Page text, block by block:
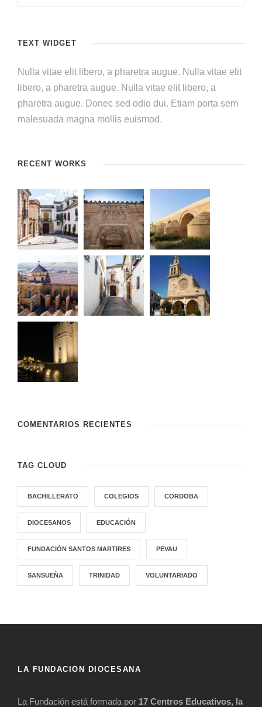
TEXT WIDGET
Nulla vitae elit libero, a pharetra augue. Nulla vitae elit
libero, a pharetra augue. Nulla vitae elit libero, a
pharetra augue. Donec sed odio dui. Etiam porta sem
malesuada magna mollis euismod.
RECENT WORKS
COMENTARIOS RECIENTES
TAG CLOUD
BACHILLERATO COLEGIOS CORDOBA
DIOCESANOS EDUCACIÓN
FUNDACIÓN SANTOS MARTIRES PEVAU
SANSUEÑA TRINIDAD VOLUNTARIADO
LA FUNDACIÓN DIOCESANA
La Fundación está formada por 17 Centros Educativos, la